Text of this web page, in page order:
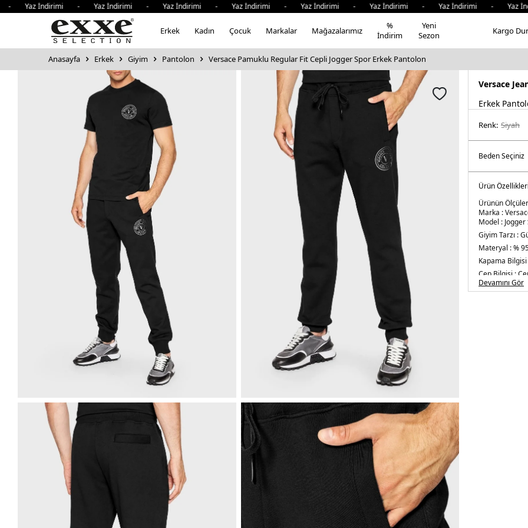
İndirimi - Yaz İndirimi - Yaz İndirimi - Yaz İndirimi - Yaz İndirimi - Yaz İndirimi - Yaz İndirimi -
Erkek Kadın Çocuk Markalar Mağazalarımız
%
İndirim
Yeni
Sezon
Kargo
Anasayfa Erkek Giyim Pantolon Versace Pamuklu Regular Fit Cepli Jogger Spor Erkek Pantolon
Versace
Erkek
Renk: si̇yah
Ürün Özellikleri
Ürünün
Marka :
Model :
Giyim Tarzı :
Materyal :%
Kapama Bilgisi
Cep Bilgisi :
Kalıp :Regular
Devamını Gör